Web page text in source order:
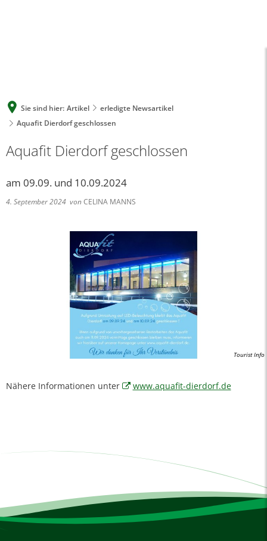
Sie sind hier: Artikel
erledigte Newsartikel
Aquafit Dierdorf geschlossen
Aquafit Dierdorf geschlossen
am 09.09. und 10.09.2024
4. September 2024 vonCELINA MANNS
Tourist Info
Nähere Informationen unter www.aquafit-dierdorf.de